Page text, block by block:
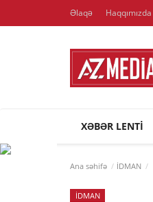
Əlaqə Haqqımızda
XƏBƏR LENTI
Ana səhifə İDMAN
İDMAN